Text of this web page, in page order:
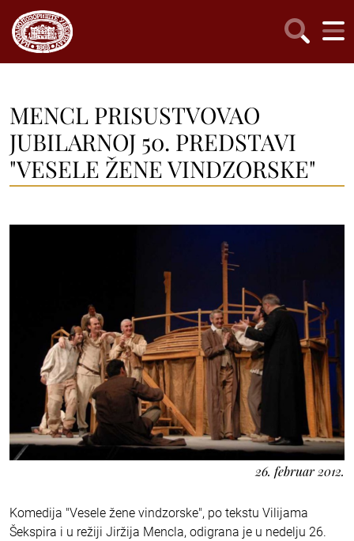
MENCL PRISUSTVOVAO
JUBILARNOJ 50. PREDSTAVI
"VESELE ŽENE VINDZORSKE"
26. februar 2012.
Komedija "Vesele žene vindzorske", po tekstu Vilijama
Šekspira i u režiji Jiržija Mencla, odigrana je u nedelju 26.